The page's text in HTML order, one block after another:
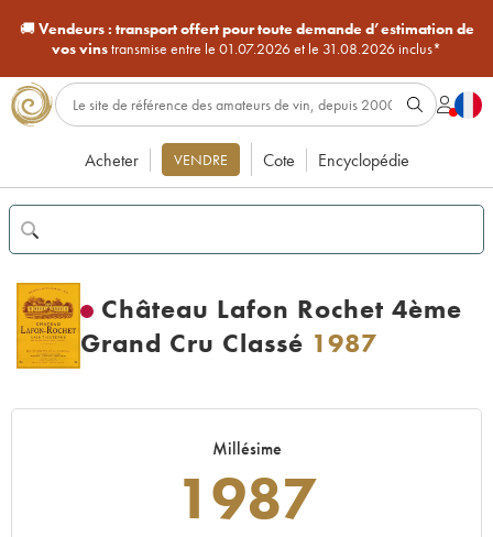
🚚Vendeurs : transport offert pour toute demande d’estimation de
vos vinstransmise entre le 01.07.2026 et le 31.08.2026 inclus*
Acheter VENDRE Cote Encyclopédie
Château Lafon Rochet 4ème
Grand Cru Classé 1987
Millésime
1987